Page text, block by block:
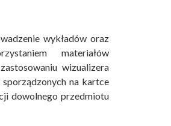
wykładów oraz
materiałów
wizualizera
na kartce
dowolnego przedmiotu